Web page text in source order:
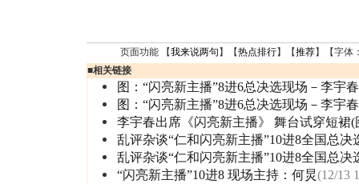
页面功能 【我来说两句 】【热点排行】【推荐】【字体
■相关链接
图：“闪亮新主播”8进6总决选现场－李宇春
图：“闪亮新主播”8进6总决选现场－李宇春
李宇春出席《闪亮新主播》 舞台试穿短裙(
乱评杂谈“仁和闪亮新主播”10进8全国总决
乱评杂谈“仁和闪亮新主播”10进8全国总决
“闪亮新主播”10进8 现场主持：何炅(12/13